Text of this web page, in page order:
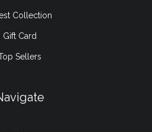
Collection
Gift Card
Sellers